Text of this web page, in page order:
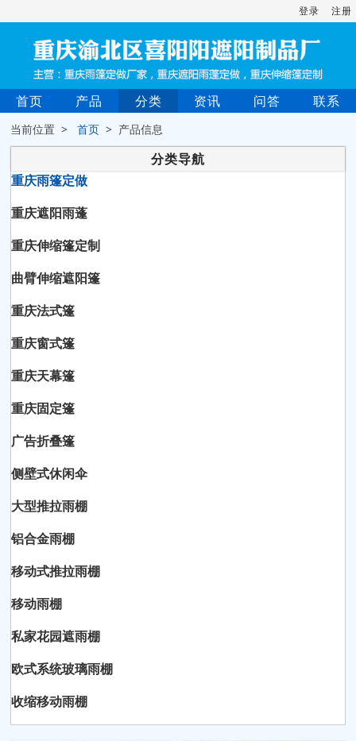
登录 注册
首页 产品 分类 资讯 问答 联系
当前位置 >首页 > 产品信息
分类导航
重庆雨篷定做
重庆遮阳雨蓬
重庆伸缩篷定制
曲臂伸缩遮阳篷
重庆法式篷
重庆窗式篷
重庆天幕篷
重庆固定篷
广告折叠篷
侧壁式休闲伞
大型推拉雨棚
铝合金雨棚
移动式推拉雨棚
移动雨棚
私家花园遮雨棚
欧式系统玻璃雨棚
收缩移动雨棚